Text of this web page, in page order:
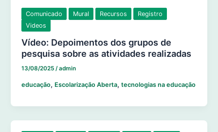
Comunicado Mural Recursos
Registro
Videos
Vídeo: Depoimentos dos grupos de
pesquisa sobre as atividades realizadas
13/08/2025 /admin
educação, Escolarização Aberta,tecnologias na educação